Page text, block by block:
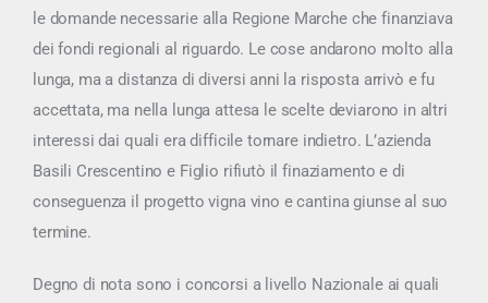
le domande necessarie alla Regione Marche che finanziava
dei fondi regionali al riguardo. Le cose andarono molto alla
lunga, ma a distanza di diversi anni la risposta arrivò e fu
accettata, ma nella lunga attesa le scelte deviarono in altri
interessi dai quali era difficile tornare indietro. L’azienda
Basili Crescentino e Figlio rifiutò il finaziamento e di
conseguenza il progetto vigna vino e cantina giunse al suo
termine.
Degno di nota sono i concorsi a livello Nazionale ai quali